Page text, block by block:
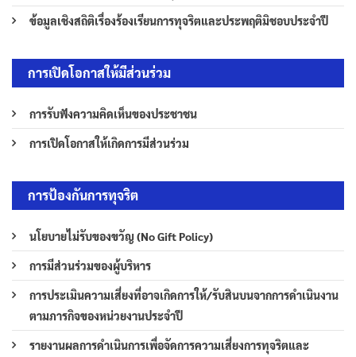
ข้อมูลเชิงสถิติเรื่องร้องเรียนการทุจริตและประพฤติมิชอบประจำปี
การเปิดโอกาสให้มีส่วนร่วม
การรับฟังความคิดเห็นของประชาชน
การเปิดโอกาสให้เกิดการมีส่วนร่วม
การป้องกันการทุจริต
นโยบายไม่รับของขวัญ (No Gift Policy)
การมีส่วนร่วมของผู้บริหาร
การประเมินความเสี่ยงที่อาจเกิดการให้/รับสินบนจากการดำเนินงาน
ตามภารกิจของหน่วยงานประจำปี
รายงานผลการดำเนินการเพื่อจัดการความเสี่ยงการทุจริตและ